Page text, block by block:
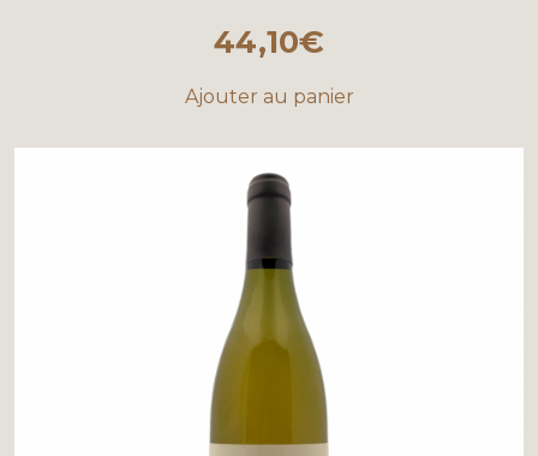
44,10€
Ajouter au panier